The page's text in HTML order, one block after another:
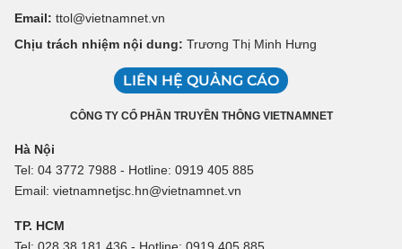
Email: ttol@vietnamnet.vn
Chịu trách nhiệm nội dung: Trương Thị Minh Hưng
LIÊN HỆ QUẢNG CÁO
CÔNG TY CỔ PHẦN TRUYỀN THÔNG VIETNAMNET
Hà Nội
Tel: 04 3772 7988 - Hotline: 0919 405 885
Email: vietnamnetjsc.hn@vietnamnet.vn
TP. HCM